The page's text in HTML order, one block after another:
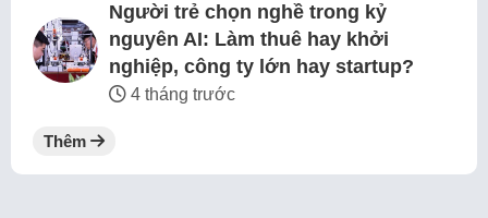
Người trẻ chọn nghề trong kỷ
nguyên AI: Làm thuê hay khởi
nghiệp, công ty lớn hay startup?
4 tháng trước
Thêm